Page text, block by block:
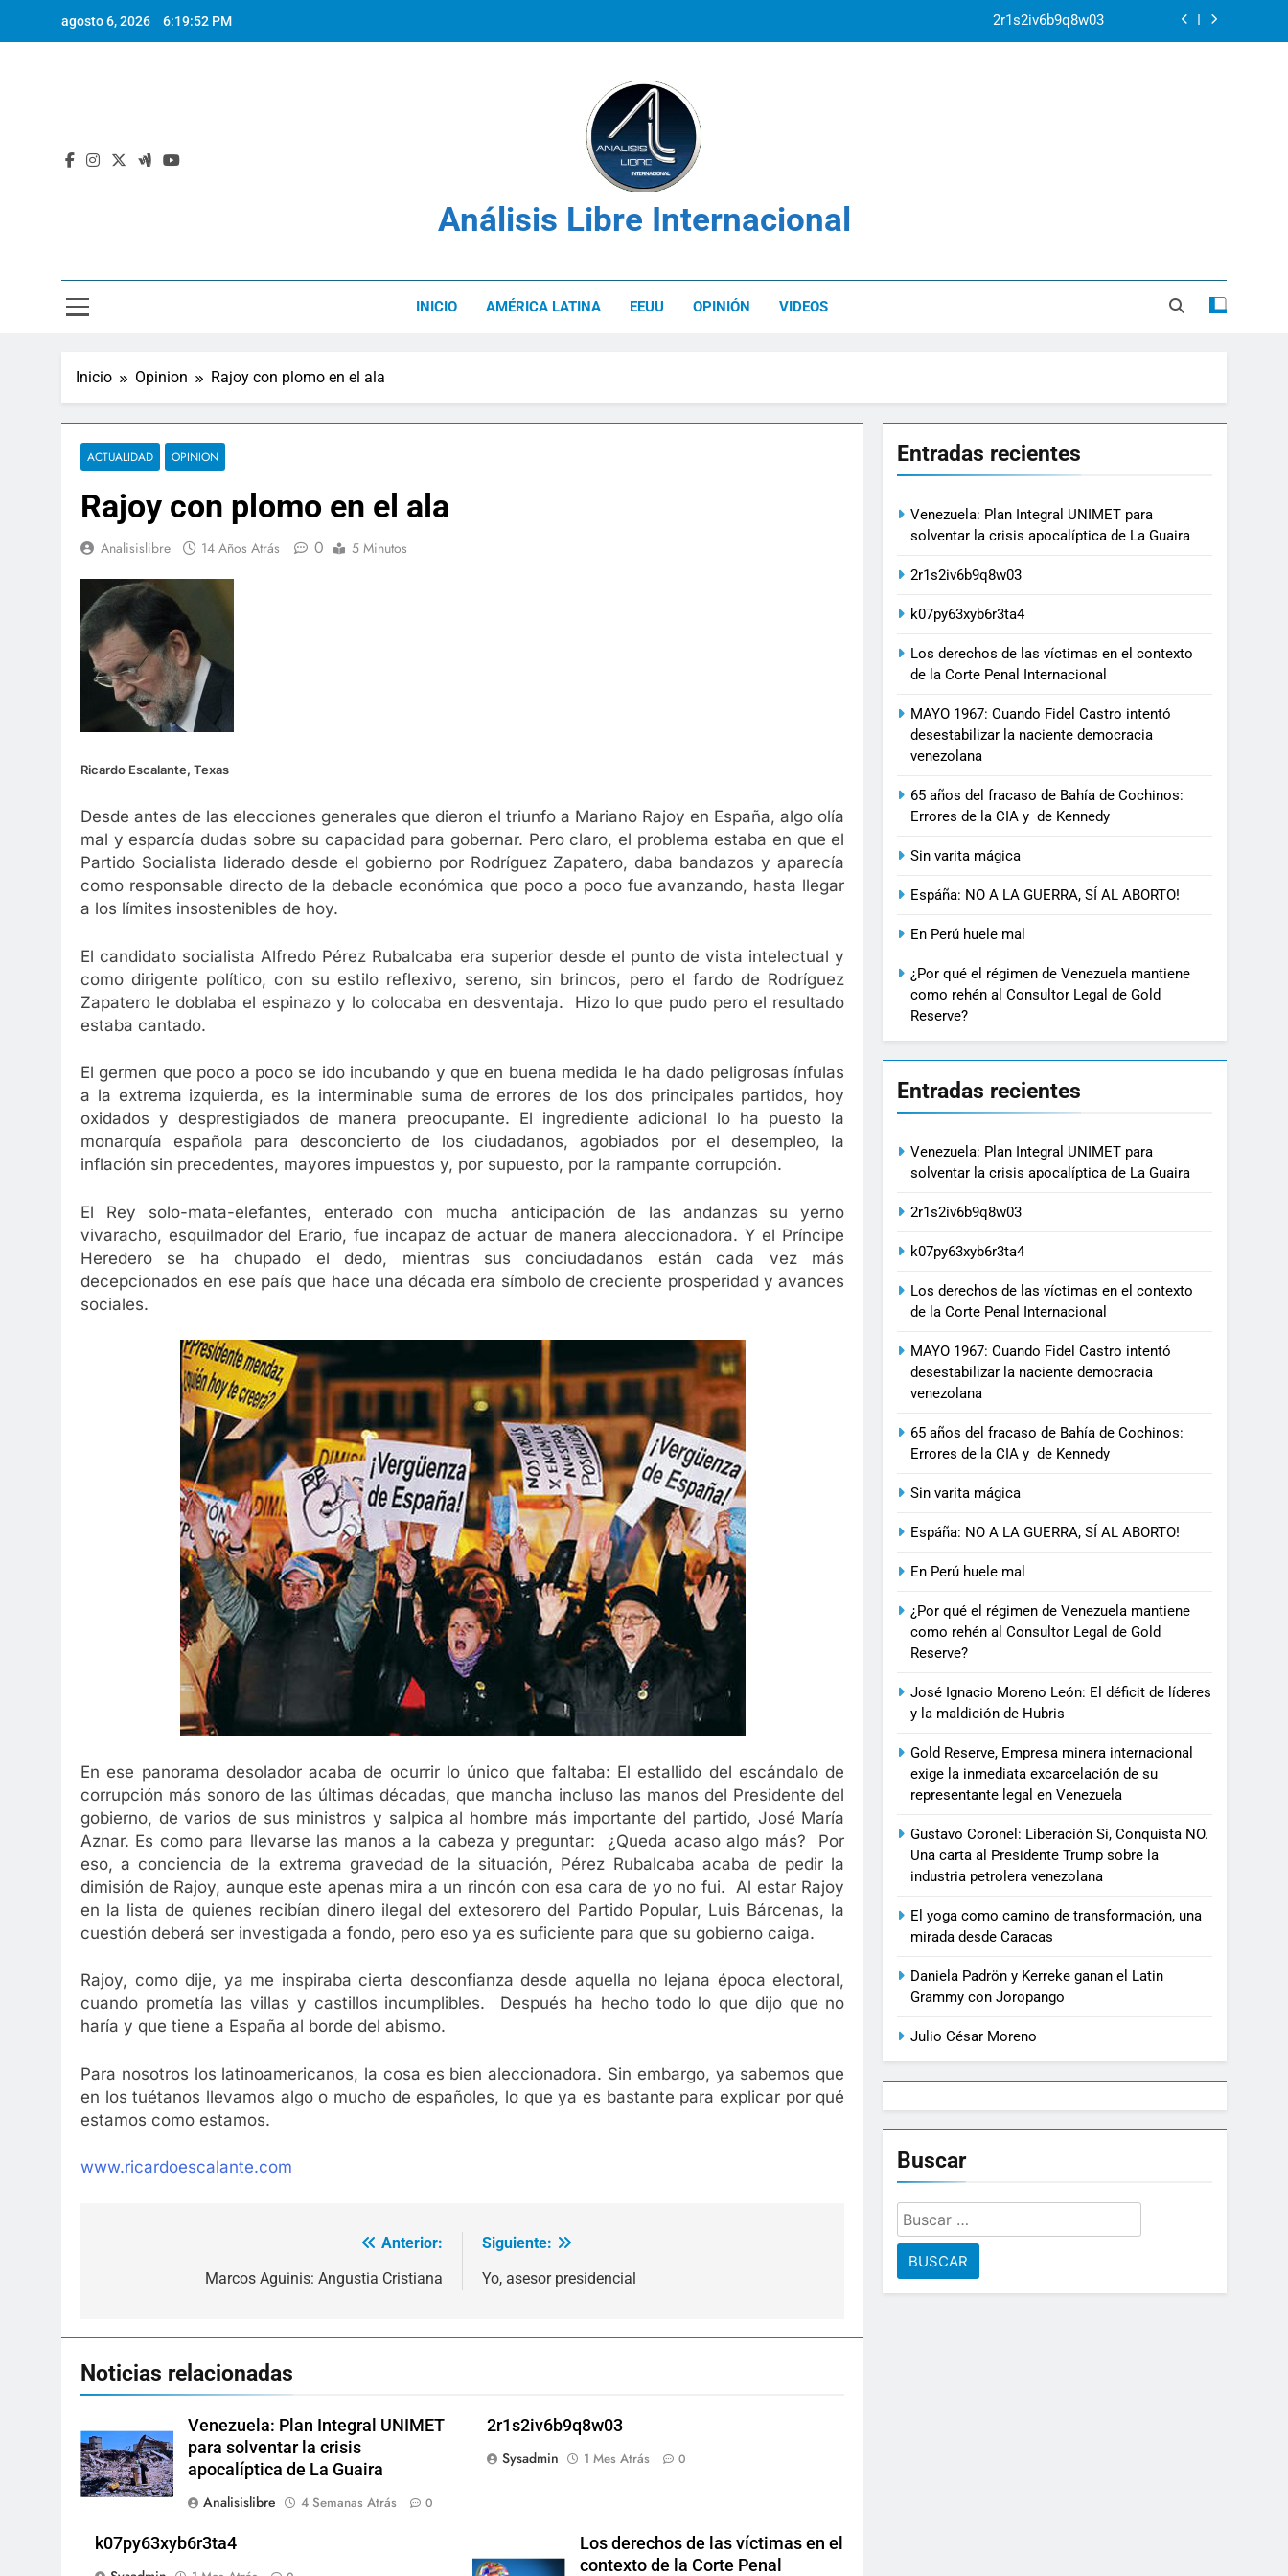
agosto 6, 2026 6:19:52 PM 2r1s2iv6b9q8w03
Los derechos de las víctimas en el contexto de la Corte Penal Internacional
Venezuela: Plan Integral UNIMET para solventar la crisis apocalíptica de La Guaira
Análisis Libre Internacional
INICIO AMÉRICA LATINA EEUU OPINIÓN VIDEOS
Inicio Opinion Rajoy con plomo en el ala
ACTUALIDAD OPINION
Rajoy con plomo en el ala
Analisislibre 14 Años Atrás 0 5 Minutos
Ricardo Escalante, Texas
Desde antes de las elecciones generales que dieron el triunfo a Mariano Rajoy en España, algo olía
mal y esparcía dudas sobre su capacidad para gobernar. Pero claro, el problema estaba en que el
Partido Socialista liderado desde el gobierno por Rodríguez Zapatero, daba bandazos y aparecía
como responsable directo de la debacle económica que poco a poco fue avanzando, hasta llegar
a los límites insostenibles de hoy.
El candidato socialista Alfredo Pérez Rubalcaba era superior desde el punto de vista intelectual y
como dirigente político, con su estilo reflexivo, sereno, sin brincos, pero el fardo de Rodríguez
Zapatero le doblaba el espinazo y lo colocaba en desventaja. Hizo lo que pudo pero el resultado
estaba cantado.
El germen que poco a poco se ido incubando y que en buena medida le ha dado peligrosas ínfulas
a la extrema izquierda, es la interminable suma de errores de los dos principales partidos, hoy
oxidados y desprestigiados de manera preocupante. El ingrediente adicional lo ha puesto la
monarquía española para desconcierto de los ciudadanos, agobiados por el desempleo, la
inflación sin precedentes, mayores impuestos y, por supuesto, por la rampante corrupción.
El Rey solo-mata-elefantes, enterado con mucha anticipación de las andanzas su yerno
vivaracho, esquilmador del Erario, fue incapaz de actuar de manera aleccionadora. Y el Príncipe
Heredero se ha chupado el dedo, mientras sus conciudadanos están cada vez más
decepcionados en ese país que hace una década era símbolo de creciente prosperidad y avances
sociales.
En ese panorama desolador acaba de ocurrir lo único que faltaba: El estallido del escándalo de
corrupción más sonoro de las últimas décadas, que mancha incluso las manos del Presidente del
gobierno, de varios de sus ministros y salpica al hombre más importante del partido, José María
Aznar. Es como para llevarse las manos a la cabeza y preguntar: ¿Queda acaso algo más? Por
eso, a conciencia de la extrema gravedad de la situación, Pérez Rubalcaba acaba de pedir la
dimisión de Rajoy, aunque este apenas mira a un rincón con esa cara de yo no fui. Al estar Rajoy
en la lista de quienes recibían dinero ilegal del extesorero del Partido Popular, Luis Bárcenas, la
cuestión deberá ser investigada a fondo, pero eso ya es suficiente para que su gobierno caiga.
Rajoy, como dije, ya me inspiraba cierta desconfianza desde aquella no lejana época electoral,
cuando prometía las villas y castillos incumplibles. Después ha hecho todo lo que dijo que no
haría y que tiene a España al borde del abismo.
Para nosotros los latinoamericanos, la cosa es bien aleccionadora. Sin embargo, ya sabemos que
en los tuétanos llevamos algo o mucho de españoles, lo que ya es bastante para explicar por qué
estamos como estamos.
www.ricardoescalante.com
Anterior:
Marcos Aguinis: Angustia Cristiana
Siguiente:
Yo, asesor presidencial
Noticias relacionadas
Venezuela: Plan Integral UNIMET
para solventar la crisis
apocalíptica de La Guaira
Analisislibre
4 Semanas Atrás 0
2r1s2iv6b9q8w03
Sysadmin
1 Mes Atrás 0
k07py63xyb6r3ta4
Los derechos de las víctimas en el
contexto de la Corte Penal
Entradas recientes
Venezuela: Plan Integral UNIMET para
solventar la crisis apocalíptica de La Guaira
2r1s2iv6b9q8w03
k07py63xyb6r3ta4
Los derechos de las víctimas en el contexto
de la Corte Penal Internacional
MAYO 1967: Cuando Fidel Castro intentó
desestabilizar la naciente democracia
venezolana
65 años del fracaso de Bahía de Cochinos:
Errores de la CIA y de Kennedy
Sin varita mágica
Espáña: NO A LA GUERRA, SÍ AL ABORTO!
En Perú huele mal
¿Por qué el régimen de Venezuela mantiene
como rehén al Consultor Legal de Gold
Reserve?
Entradas recientes
Venezuela: Plan Integral UNIMET para
solventar la crisis apocalíptica de La Guaira
2r1s2iv6b9q8w03
k07py63xyb6r3ta4
Los derechos de las víctimas en el contexto
de la Corte Penal Internacional
MAYO 1967: Cuando Fidel Castro intentó
desestabilizar la naciente democracia
venezolana
65 años del fracaso de Bahía de Cochinos:
Errores de la CIA y de Kennedy
Sin varita mágica
Espáña: NO A LA GUERRA, SÍ AL ABORTO!
En Perú huele mal
¿Por qué el régimen de Venezuela mantiene
como rehén al Consultor Legal de Gold
Reserve?
José Ignacio Moreno León: El déficit de líderes
y la maldición de Hubris
Gold Reserve, Empresa minera internacional
exige la inmediata excarcelación de su
representante legal en Venezuela
Gustavo Coronel: Liberación Si, Conquista NO.
Una carta al Presidente Trump sobre la
industria petrolera venezolana
El yoga como camino de transformación, una
mirada desde Caracas
Daniela Padrön y Kerreke ganan el Latin
Grammy con Joropango
Julio César Moreno
Buscar
Buscar: